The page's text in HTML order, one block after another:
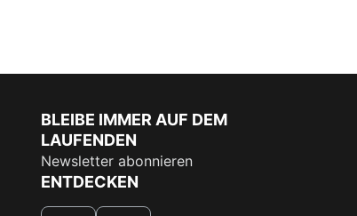
BLEIBE IMMER AUF DEM
LAUFENDEN
Newsletter abonnieren
ENTDECKEN